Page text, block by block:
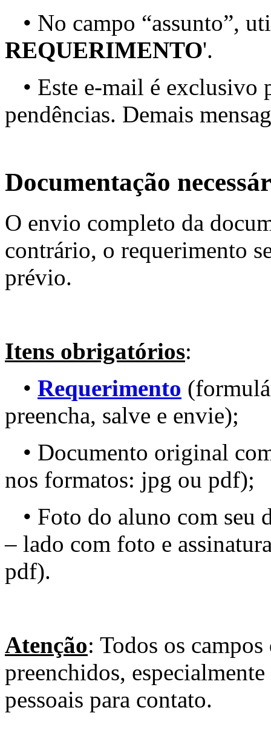
• No campo “assunto”,
REQUERIMENTO'.
• Este e-mail é exclusivo
pendências. Demais
Documentação
O envio completo da
contrário, o requerimento
prévio.
Itens obrigatórios:
• Requerimento
preencha, salve e envie);
• Documento original
nos formatos: jpg ou pdf);
• Foto do aluno com seu
– lado com foto e
pdf).
Atenção: Todos os
preenchidos,
pessoais para contato.